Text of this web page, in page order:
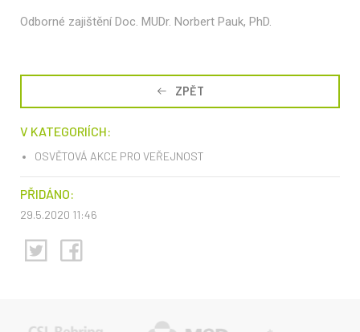
Odborné zajištění Doc. MUDr. Norbert Pauk, PhD.
ZPĚT
V KATEGORIÍCH:
OSVĚTOVÁ AKCE PRO VEŘEJNOST
PŘIDÁNO:
29.5.2020 11:46